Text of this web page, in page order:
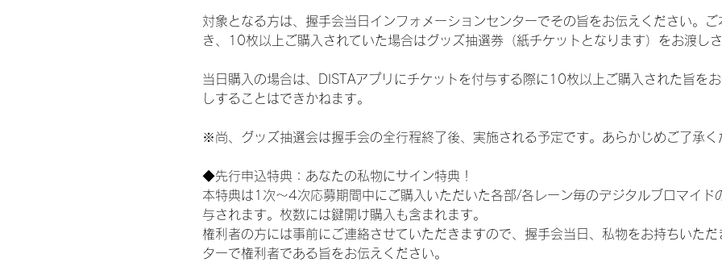
対象となる方は、握手会当日インフォメーションセンターでその旨をお伝えください。
き、10枚以上ご購入されていた場合はグッズ抽選券（紙チケットとなります）をお渡しさ
当日購入の場合は、DISTAアプリにチケットを付与する際に10枚以上ご購入された旨を
しすることはできかねます。
※尚、グッズ抽選会は握手会の全行程終了後、実施される予定です。あらかじめご了承く
◆先行申込特典：あなたの私物にサイン特典！
本特典は1次〜4次応募期間中にご購入いただいた各部/各レーン毎のデジタルブロマイド
与されます。枚数には鍵開け購入も含まれます。
権利者の方には事前にご連絡させていただきますので、握手会当日、私物をお持ちいた
ターで権利者である旨をお伝えください。